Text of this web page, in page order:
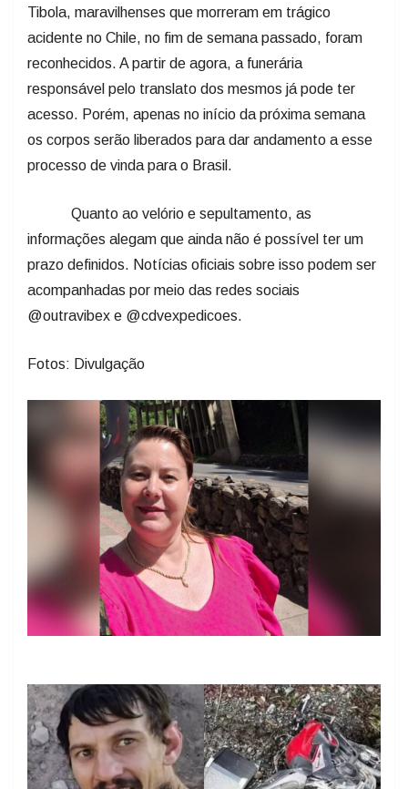
Tibola, maravilhenses que morreram em trágico
acidente no Chile, no fim de semana passado, foram
reconhecidos. A partir de agora, a funerária
responsável pelo translato dos mesmos já pode ter
acesso. Porém, apenas no início da próxima semana
os corpos serão liberados para dar andamento a esse
processo de vinda para o Brasil.
Quanto ao velório e sepultamento, as
informações alegam que ainda não é possível ter um
prazo definidos. Notícias oficiais sobre isso podem ser
acompanhadas por meio das redes sociais
@outravibex e @cdvexpedicoes.
Fotos: Divulgação